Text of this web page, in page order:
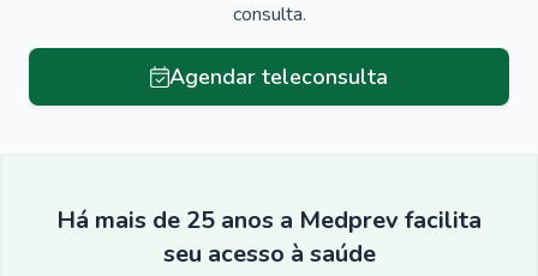
consulta.
Agendar teleconsulta
Há mais de 25 anos a Medprev facilita
seu acesso à saúde